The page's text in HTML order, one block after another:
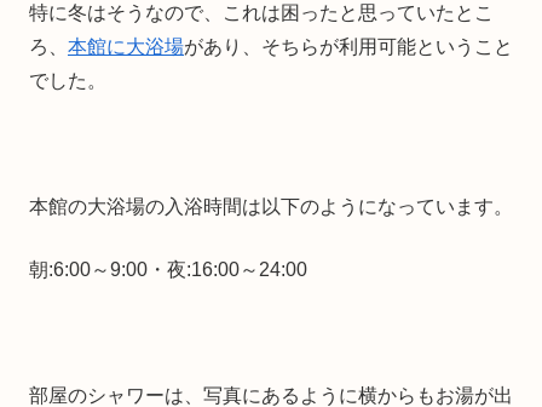
特に冬はそうなので、これは困ったと思っていたとこ
ろ、 本館に大浴場があり、そちらが利用可能ということ
でした。
本館の大浴場の入浴時間は以下のようになっています。
朝:6:00～9:00・夜:16:00～24:00
部屋のシャワーは、写真にあるように横からもお湯が出